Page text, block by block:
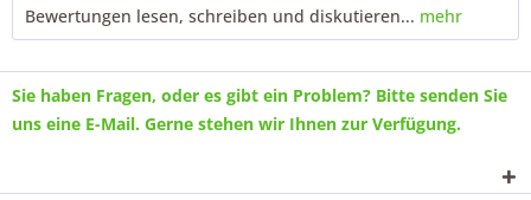
Bewertungen lesen, schreiben und diskutieren... mehr
Sie haben Fragen, oder es gibt ein Problem? Bitte senden Sie
uns eine E-Mail. Gerne stehen wir Ihnen zur Verfügung.